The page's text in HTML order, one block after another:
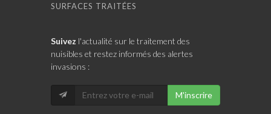
SURFACES TRAITÉES
Suivez l'actualité sur le traitement des
nuisibles et restez informés des alertes
invasions :
M'inscrire